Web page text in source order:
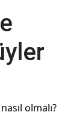
olmalı?